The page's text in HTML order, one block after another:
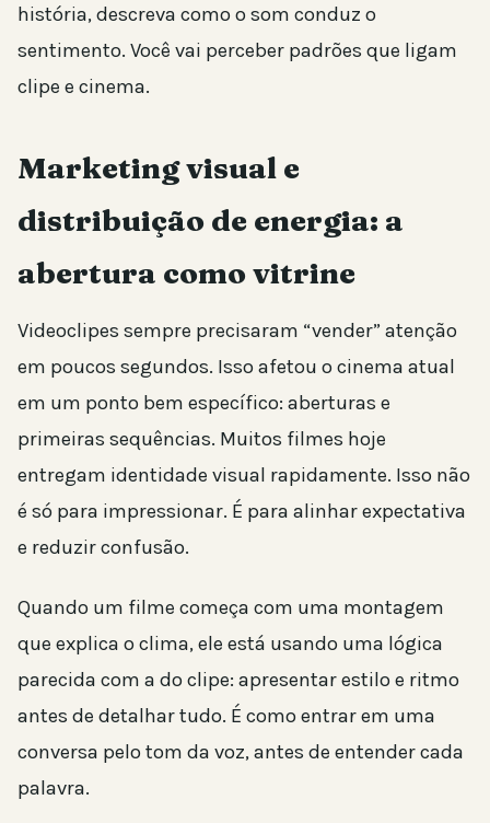
história, descreva como o som conduz o
sentimento. Você vai perceber padrões que ligam
clipe e cinema.
Marketing visual e
distribuição de energia: a
abertura como vitrine
Videoclipes sempre precisaram “vender” atenção
em poucos segundos. Isso afetou o cinema atual
em um ponto bem específico: aberturas e
primeiras sequências. Muitos filmes hoje
entregam identidade visual rapidamente. Isso não
é só para impressionar. É para alinhar expectativa
e reduzir confusão.
Quando um filme começa com uma montagem
que explica o clima, ele está usando uma lógica
parecida com a do clipe: apresentar estilo e ritmo
antes de detalhar tudo. É como entrar em uma
conversa pelo tom da voz, antes de entender cada
palavra.